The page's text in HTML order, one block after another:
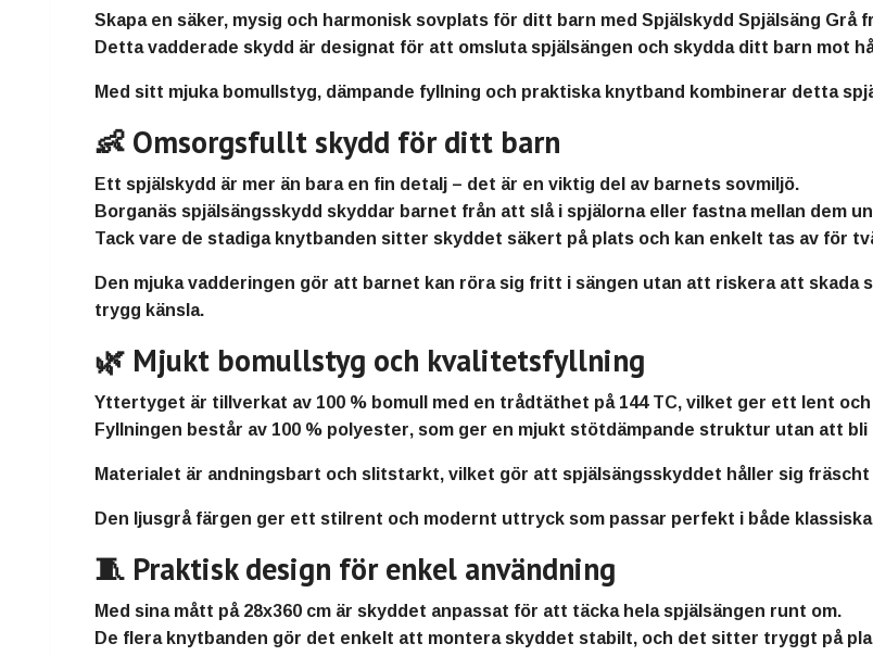
Skapa en säker, mysig och harmonisk sovplats för ditt barn med Spjälskydd Spjälsäng Grå
Detta vadderade skydd är designat för att omsluta spjälsängen och skydda ditt barn mot
Med sitt mjuka bomullstyg, dämpande fyllning och praktiska knytband kombinerar detta
👶 Omsorgsfullt skydd för ditt barn
Ett spjälskydd är mer än bara en fin detalj – det är en viktig del av barnets sovmiljö.
Borganäs spjälsängsskydd skyddar barnet från att slå i spjälorna eller fastna mellan dem
Tack vare de stadiga knytbanden sitter skyddet säkert på plats och kan enkelt tas av för
Den mjuka vadderingen gör att barnet kan röra sig fritt i sängen utan att riskera att skada
trygg känsla.
🌿 Mjukt bomullstyg och kvalitetsfyllning
Yttertyget är tillverkat av 100 % bomull med en trådtäthet på 144 TC, vilket ger ett lent
Fyllningen består av 100 % polyester, som ger en mjukt stötdämpande struktur utan att bli
Materialet är andningsbart och slitstarkt, vilket gör att spjälsängsskyddet håller sig
Den ljusgrå färgen ger ett stilrent och modernt uttryck som passar perfekt i både
🧵 Praktisk design för enkel användning
Med sina mått på 28x360 cm är skyddet anpassat för att täcka hela spjälsängen runt om.
De flera knytbanden gör det enkelt att montera skyddet stabilt, och det sitter tryggt på